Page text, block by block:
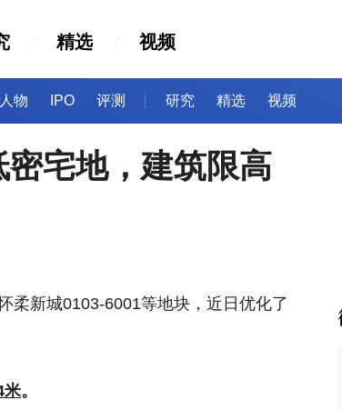
精选 视频
人物 IPO 评测 研究 精选 视频
宅地，建筑限高
柔新城0103-6001等地块，近日优化了
米。